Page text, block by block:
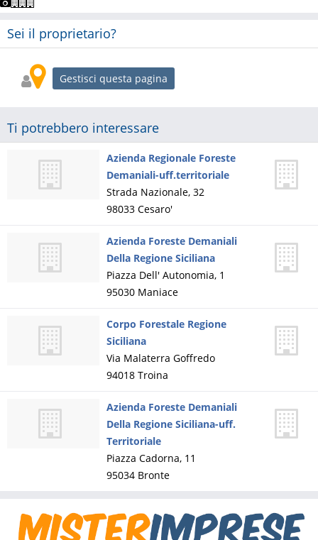
Sei il proprietario?
Gestisci questa pagina
Ti potrebbero interessare
Azienda Regionale Foreste
Demaniali-uff.territoriale
Strada Nazionale, 32
98033 Cesaro'
Azienda Foreste Demaniali
Della Regione Siciliana
Piazza Dell' Autonomia, 1
95030 Maniace
Corpo Forestale Regione
Siciliana
Via Malaterra Goffredo
94018 Troina
Azienda Foreste Demaniali
Della Regione Siciliana-uff.
Territoriale
Piazza Cadorna, 11
95034 Bronte